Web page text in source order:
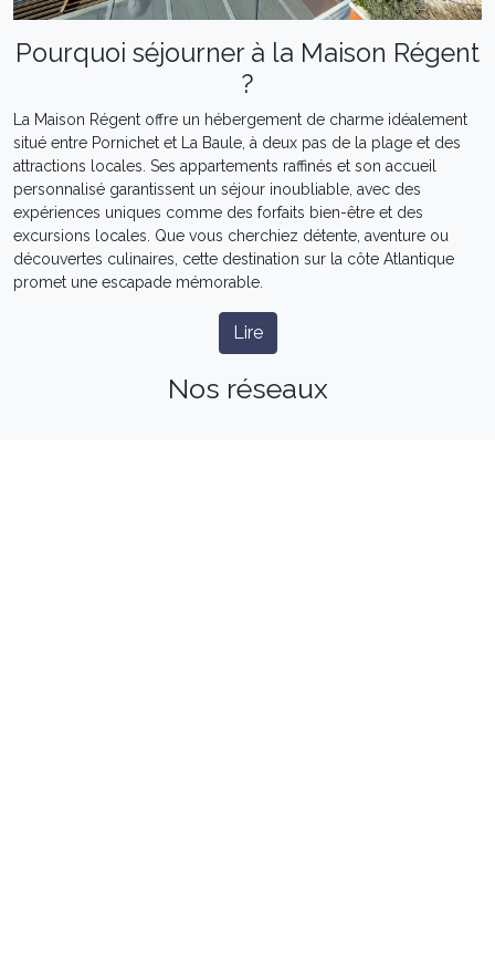
Pourquoi séjourner à la Maison Régent
?
La Maison Régent offre un hébergement de charme idéalement
situé entre Pornichet et La Baule, à deux pas de la plage et des
attractions locales. Ses appartements raffinés et son accueil
personnalisé garantissent un séjour inoubliable, avec des
expériences uniques comme des forfaits bien-être et des
excursions locales. Que vous cherchiez détente, aventure ou
découvertes culinaires, cette destination sur la côte Atlantique
promet une escapade mémorable.
Lire
Nos réseaux